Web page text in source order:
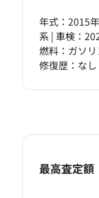
年式：2015
系 | 車検：
燃料：ガソ
修復歴：なし
最高査定額